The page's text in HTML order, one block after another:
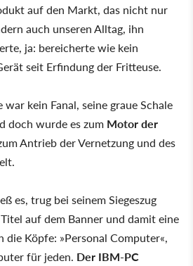
auf den Markt, das nicht nur
auch unseren Alltag, ihn
ja: bereicherte wie kein
seit Erfindung der Fritteuse.
kein Fanal, seine graue Schale
doch wurde es zum Motor der
Antrieb der Vernetzung und des
es, trug bei seinem Siegeszug
auf dem Banner und damit eine
die Köpfe: »Personal Computer«,
für jeden. Der IBM-PC